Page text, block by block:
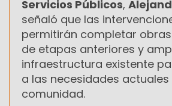
Servicios Públicos,
señaló que las
permitirán completar
de etapas anteriores y
infraestructura existente
a las necesidades actuales
comunidad.